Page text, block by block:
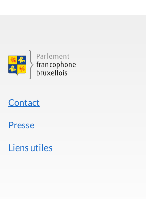
Contact
Presse
Liens utiles